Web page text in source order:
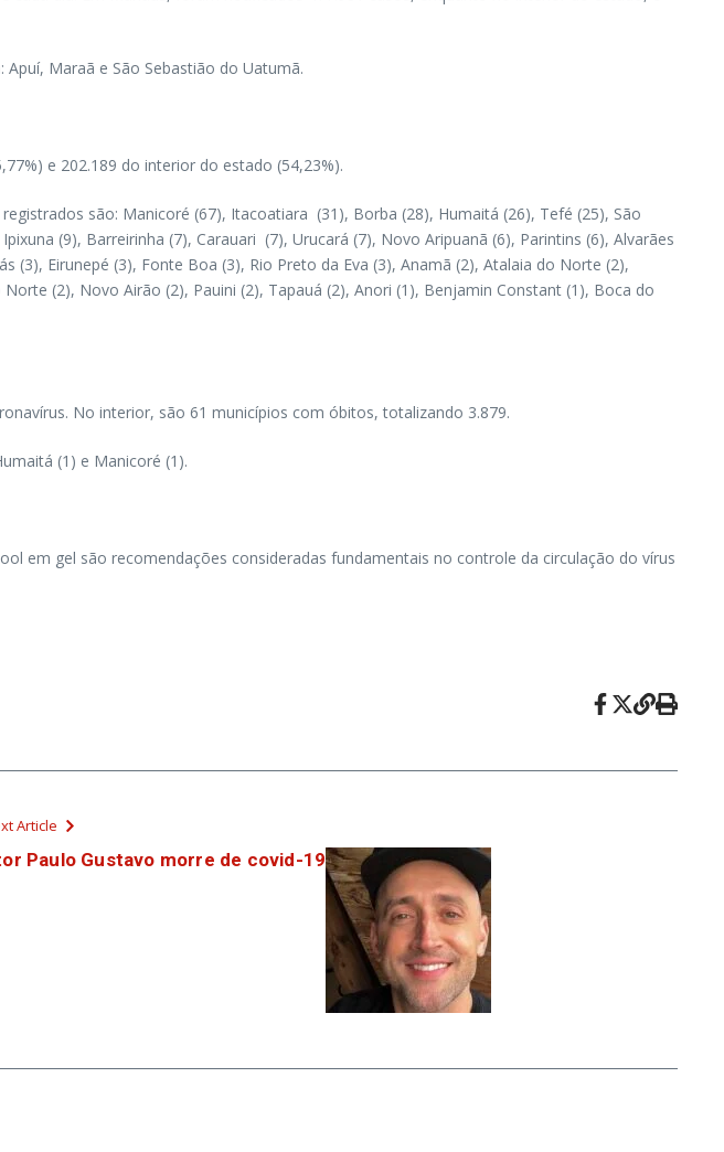
Maraã e São Sebastião do Uatumã.
e 202.189 do interior do estado (54,23%).
são: Manicoré (67), Itacoatiara (31), Borba (28), Humaitá (26), Tefé (25), São
(9), Barreirinha (7), Carauari (7), Urucará (7), Novo Aripuanã (6), Parintins (6), Alvarães
(3), Eirunepé (3), Fonte Boa (3), Rio Preto da Eva (3), Anamã (2), Atalaia do Norte (2),
(2), Novo Airão (2), Pauini (2), Tapauá (2), Anori (1), Benjamin Constant (1), Boca do
No interior, são 61 municípios com óbitos, totalizando 3.879.
(1) e Manicoré (1).
em gel são recomendações consideradas fundamentais no controle da circulação do vírus
Article
Paulo Gustavo morre de covid-19